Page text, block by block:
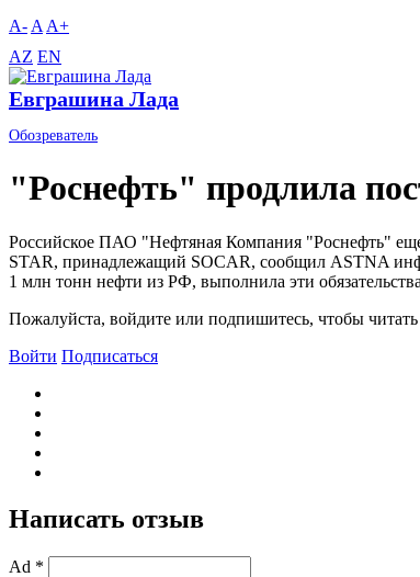
A- A A+
AZ EN
Евграшина Лада
Обозреватель
"Роснефть" продлила
Российское ПАО "Нефтяная Компания "Роснефть"
STAR, принадлежащий SOCAR, сообщил ASTNA
1 млн тонн нефти из РФ, выполнила эти
Пожалуйста, войдите или подпишитесь, чтобы
Войти Подписаться
Написать отзыв
Ad *